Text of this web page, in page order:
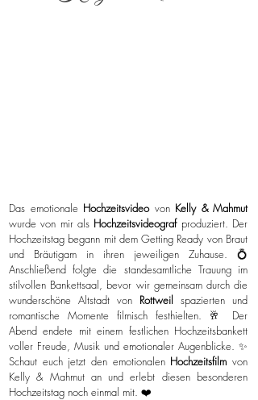
Das emotionale Hochzeitsvideovon Kelly & Mahmut
wurde von mir als Hochzeitsvideograf produziert. Der
Hochzeitstag begann mit dem Getting Ready von Braut
und Bräutigam in ihren jeweiligen Zuhause. 💍
Anschließend folgte die standesamtliche Trauung im
stilvollen Bankettsaal, bevor wir gemeinsam durch die
wunderschöne Altstadt von Rottweil spazierten und
romantische Momente filmisch festhielten. 🥂 Der
Abend endete mit einem festlichen Hochzeitsbankett
voller Freude, Musik und emotionaler Augenblicke. ✨
Schaut euch jetzt den emotionalen Hochzeitsfilmvon
Kelly & Mahmut an und erlebt diesen besonderen
Hochzeitstag noch einmal mit. ❤️